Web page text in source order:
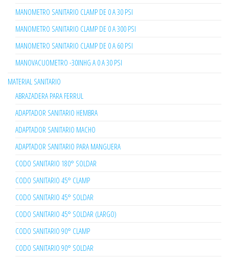
MANOMETRO SANITARIO CLAMP DE 0 A 30 PSI
MANOMETRO SANITARIO CLAMP DE 0 A 300 PSI
MANOMETRO SANITARIO CLAMP DE 0 A 60 PSI
MANOVACUOMETRO -30INHG A 0 A 30 PSI
MATERIAL SANITARIO
ABRAZADERA PARA FERRUL
ADAPTADOR SANITARIO HEMBRA
ADAPTADOR SANITARIO MACHO
ADAPTADOR SANITARIO PARA MANGUERA
CODO SANITARIO 180° SOLDAR
CODO SANITARIO 45° CLAMP
CODO SANITARIO 45° SOLDAR
CODO SANITARIO 45° SOLDAR (LARGO)
CODO SANITARIO 90° CLAMP
CODO SANITARIO 90° SOLDAR